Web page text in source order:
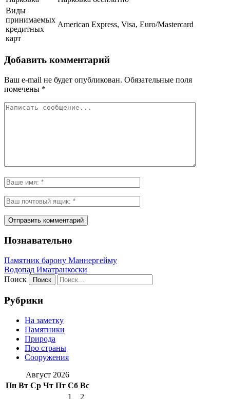
Виды
принимаемых
кредитных
карт
American Express, Visa, Euro/Mastercard
Добавить комментарий
Ваш e-mail не будет опубликован. Обязательные поля
помечены *
Познавательно
Памятник барону Маннергейму
Водопад Иматранкоски
Поиск
Рубрики
На заметку
Памятники
Природа
Про страны
Сооружения
Август 2026
Пн Вт Ср Чт Пт Сб Вс
1
2